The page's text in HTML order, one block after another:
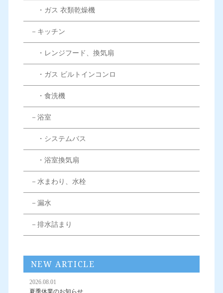
・ガス 衣類乾燥機
－キッチン
・レンジフード、換気扇
・ガス ビルトインコンロ
・食洗機
－浴室
・システムバス
・浴室換気扇
－水まわり、水栓
－漏水
－排水詰まり
NEW ARTICLE
2026.08.01
夏季休業のお知らせ